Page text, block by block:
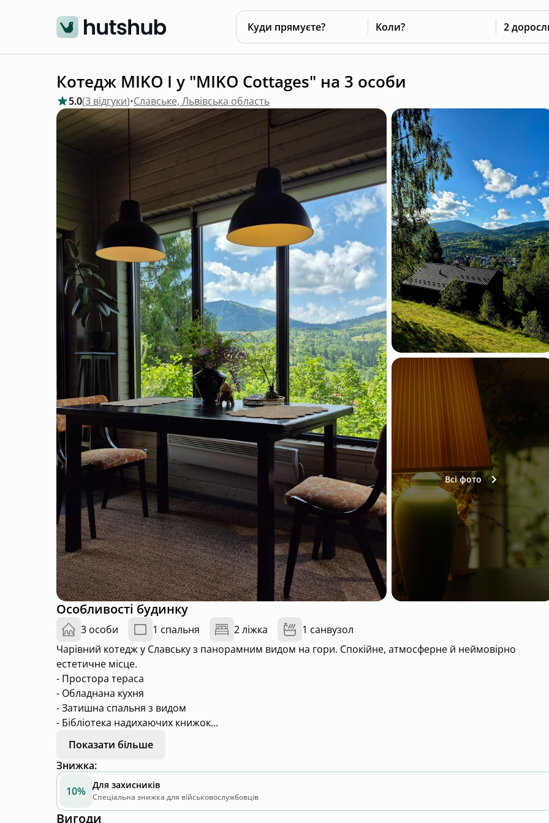
Куди прямуєте? Коли? 2
Котедж MIKO I у "MIKO Cottages" на 3 особи
5.0(3 відгуки)•Славське, Львівська область
Всі фото
Особливості будинку
3 особи 1 спальня 2 ліжка
1 санвузол
Чарівний котедж у Славську з панорамним видом на гори. Спокійне, атмосферне й неймовірно
естетичне місце.
- Простора тераса
- Обладнана кухня
- Затишна спальня з видом
- Бібліотека надихаючих книжок
- Камін
- Телевізор
- Starlink
- Генератор
- Кондиціонер
- Джерельна вода
Показати більше
Знижка:
10% Для захисників
Спеціальна знижка для військовослужбовців
Вигоди